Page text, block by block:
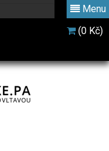
Menu
(0 Kč)